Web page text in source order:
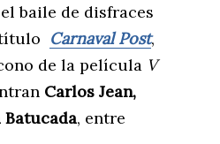
baile de disfraces
Carnaval Post,
de la película V
Carlos Jean,
Batucada, entre